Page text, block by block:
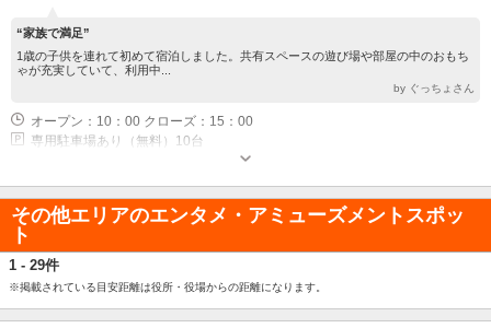
“家族で満足”
1歳の子供を連れて初めて宿泊しました。共有スペースの遊び場や部屋の中のおもち
ゃが充実していて、利用中...
by ぐっちょさん
オープン：10：00 クローズ：15：00
専用駐車場あり（無料）10台
その他エリアのエンタメ・アミューズメントスポッ
ト
1 - 29件
※掲載されている目安距離は役所・役場からの距離になります。